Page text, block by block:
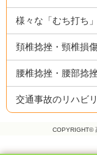
様々な「むち打ち
頚椎捻挫・頸椎損
腰椎捻挫・腰部捻
交通事故のリハビ
COPYRIGHT©